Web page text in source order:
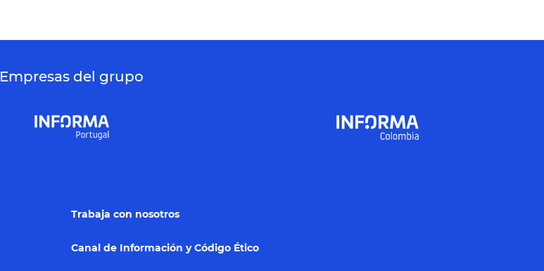
Empresas del grupo
Trabaja con nosotros
Canal de Información y Código Ético